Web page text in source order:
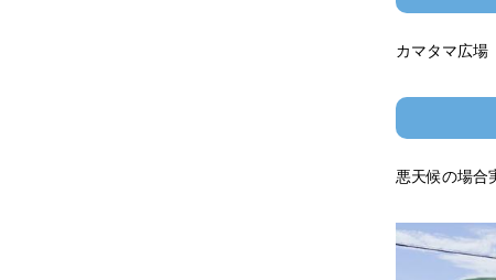
カマタマ広場
悪天候の場合